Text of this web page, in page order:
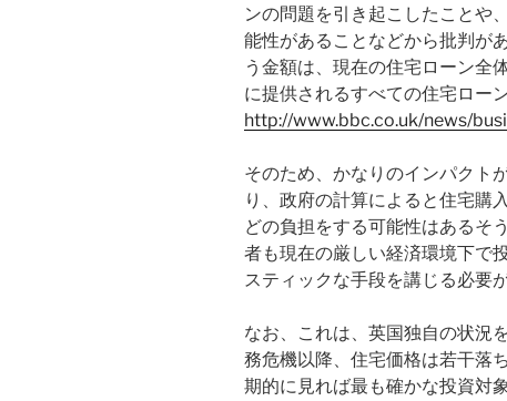
ンの問題を引き起こしたことや
能性があることなどから批判が
う金額は、現在の住宅ローン全
に提供されるすべての住宅ロー
http://www.bbc.co.uk/news/
そのため、かなりのインパクト
り、政府の計算によると住宅購
どの負担をする可能性はあるそ
者も現在の厳しい経済環境下で
スティックな手段を講じる必要
なお、これは、英国独自の状況
務危機以降、住宅価格は若干落
期的に見れば最も確かな投資対